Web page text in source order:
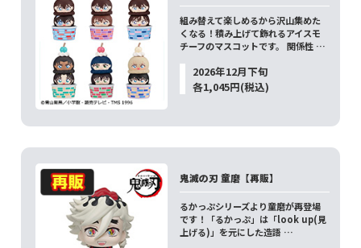
組み替えて楽しめるから沢山集めた
くなる！積み上げて飾れるアイスモ
チーフのマスコットです。 関係性 …
2026年12月下旬
各1,045円(税込)
鬼滅の刃 童磨【再販】
るかっぷシリーズより童磨が再登場
です！「るかっぷ」は「look up(見
上げる)」を元にした造語 …